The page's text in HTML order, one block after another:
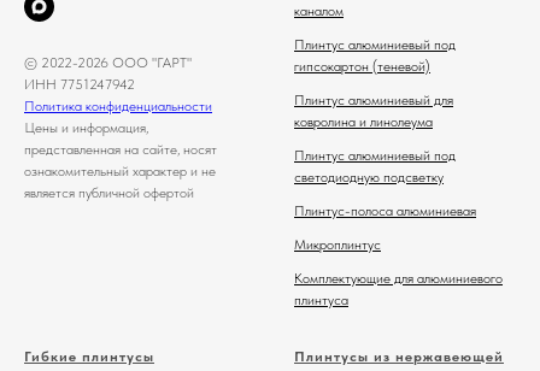
© 2022-2026 ООО "ГАРТ"
ИНН 7751247942
Политика конфиденциальности
Цены и информация,
представленная на сайте, носят
ознакомительный характер и не
является публичной офертой
каналом
Плинтус алюминиевый под
гипсокартон (теневой)
Плинтус алюминиевый для
ковролина и линолеума
Плинтус алюминиевый под
светодиодную подсветку
Плинтус-полоса алюминиевая
Микроплинтус
Комплектующие для алюминиевого
плинтуса
Гибкие плинтусы
Плинтусы из нержавеющей